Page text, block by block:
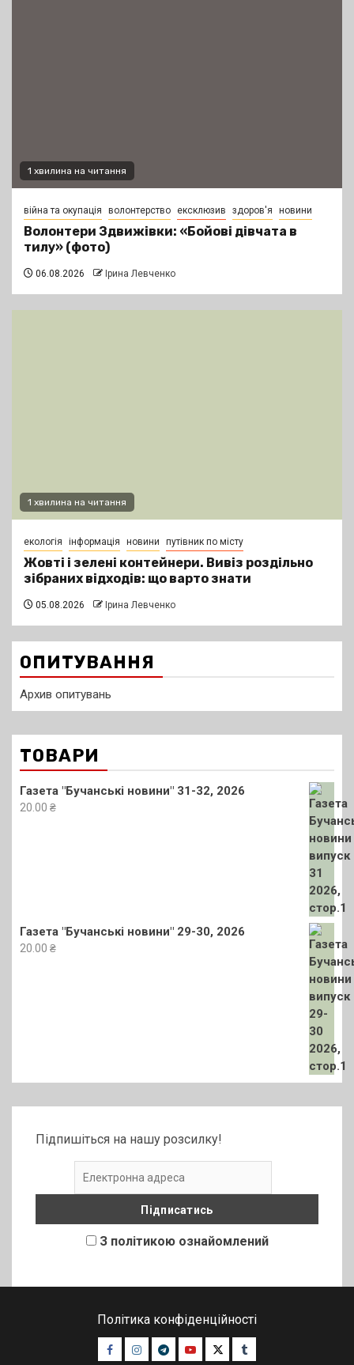
1 хвилина на читання
війна та окупація волонтерство ексклюзив здоров'я новини
Волонтери Здвижівки: «Бойові дівчата в
тилу» (фото)
06.08.2026 Ірина Левченко
1 хвилина на читання
екологія інформація новини путівник по місту
Жовті і зелені контейнери. Вивіз роздільно
зібраних відходів: що варто знати
05.08.2026 Ірина Левченко
ОПИТУВАННЯ
Архив опитувань
ТОВАРИ
Газета "Бучанські новини" 31-32, 2026
20.00 ₴
Газета "Бучанські новини" 29-30, 2026
20.00 ₴
Підпишіться на нашу розсилку!
З політикою ознайомлений
Політика конфіденційності
Facebook
Instagram
TelegramYoutubeTwitterTumblr